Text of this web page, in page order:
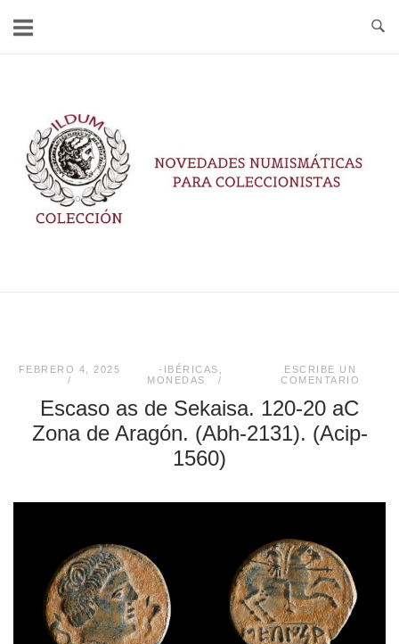
FEBRERO 4, 2025 -IBÉRICAS
MONEDAS
ESCRIBE UN
COMENTARIO
Escaso as de Sekaisa. 120-20 aC
Zona de Aragón. (Abh-2131). (Acip-
1560)